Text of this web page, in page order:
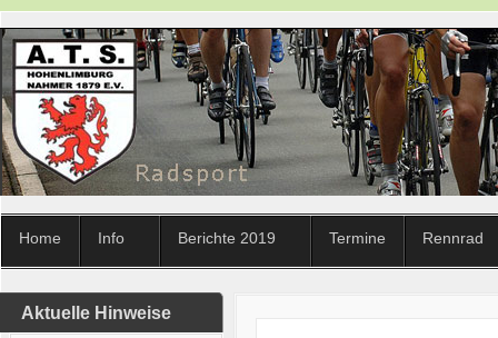
Home Info Berichte 2019 Termine Rennrad
Aktuelle Hinweise